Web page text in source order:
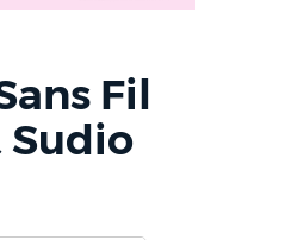
Fil
Sudio